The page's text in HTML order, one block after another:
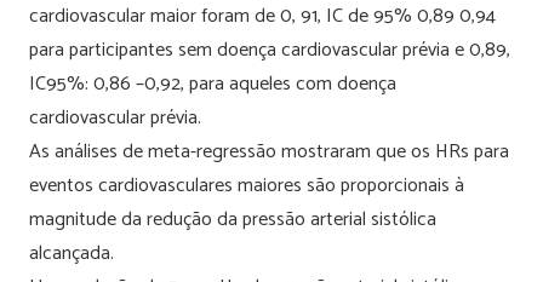
cardiovascular maior foram de 0, 91, IC de 95% 0,89 0,94
para participantes sem doença cardiovascular prévia e 0,89,
IC95%: 0,86 –0,92, para aqueles com doença
cardiovascular prévia.
As análises de meta-regressão mostraram que os HRs para
eventos cardiovasculares maiores são proporcionais à
magnitude da redução da pressão arterial sistólica
alcançada.